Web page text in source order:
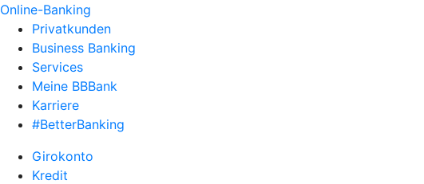
Online-Banking
Privatkunden
Business Banking
Services
Meine BBBank
Karriere
#BetterBanking
Girokonto
Kredit